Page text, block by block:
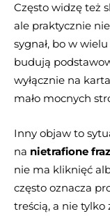
Często widzę też
ale praktycznie
sygnał, bo w
budują
wyłącznie na
mało mocnych
Inny objaw to
na nietrafione
nie ma kliknięć
często oznacza
treścią, a nie tylko